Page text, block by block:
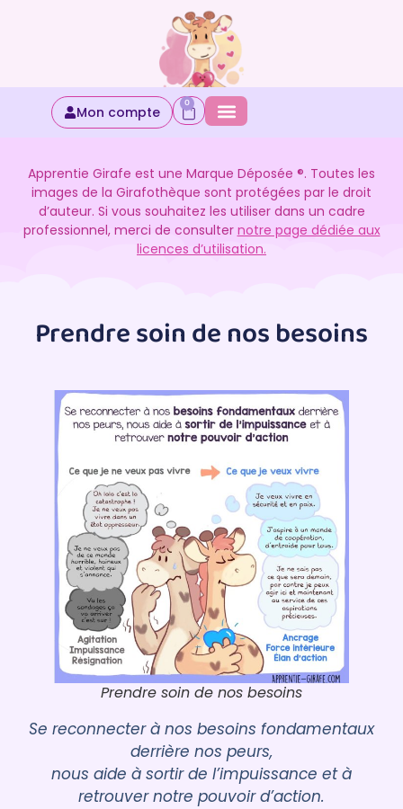
Mon compte
0
Apprentie Girafe est une Marque Déposée ®. Toutes les
images de la Girafothèque sont protégées par le droit
d’auteur. Si vous souhaitez les utiliser dans un cadre
professionnel, merci de consulter notre page dédiée aux
licences d’utilisation.
Prendre soin de nos besoins
Prendre soin de nos besoins
Se reconnecter à nos besoins fondamentaux
derrière nos peurs,
nous aide à sortir de l’impuissance et à
retrouver notre pouvoir d’action.